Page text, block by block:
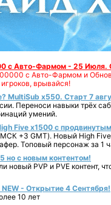
с Авто-Фармом - 25
с Авто-Фармом и
врывайся!
MultiSub x550. Старт 7
Переноси навыки трёх
умений.
Five x1500 с
+3 GMT). Новый High
Топовый персонаж за 1
но с новым контентом!
новый PVP и PVE контент,
- Открытие 4 Сентября!
10 лет